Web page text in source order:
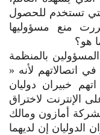
تستخدم للحصول
منع مسؤوليها
هو؟
بالمنظمة
اتصالاتهم لأنه «
خبيران دوليان
الإنترنت لاختراق
أمازون ومالك
إن لديهما